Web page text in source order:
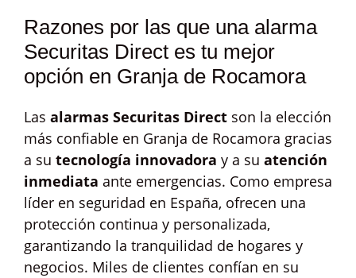
Razones por las que una alarma
Securitas Direct es tu mejor
opción en Granja de Rocamora
Las alarmas Securitas Direct son la elección
más confiable en Granja de Rocamora gracias
a su tecnología innovadora y a su atención
inmediata ante emergencias. Como empresa
líder en seguridad en España, ofrecen una
protección continua y personalizada,
garantizando la tranquilidad de hogares y
negocios. Miles de clientes confían en su